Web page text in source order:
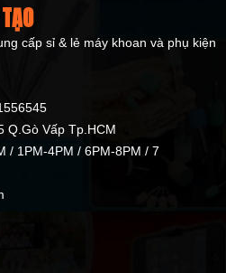
cấp sỉ & lẻ máy khoan và phụ kiện
Q.Gò Vấp Tp.HCM
/ 1PM-4PM / 6PM-8PM / 7